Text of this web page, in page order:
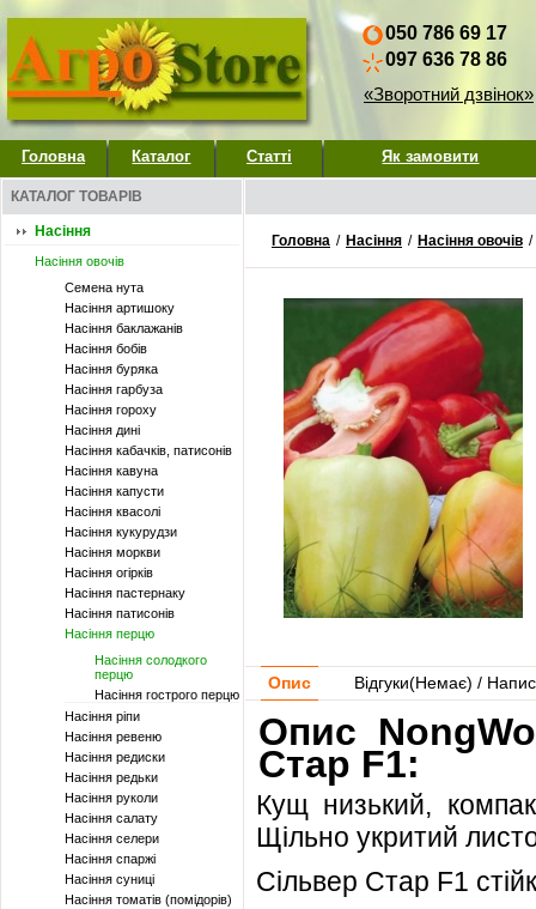
050 786 69 17
097 636 78 86
«Зворотний дзвінок»
Головна Каталог Статті Як замовити
КАТАЛОГ ТОВАРІВ
Насіння
Насіння овочів
Семена нута
Насіння артишоку
Насіння баклажанів
Насіння бобів
Насіння буряка
Насіння гарбуза
Насіння гороху
Насіння дині
Насіння кабачків, патисонів
Насіння кавуна
Насіння капусти
Насіння квасолі
Насіння кукурудзи
Насіння моркви
Насіння огірків
Насіння пастернаку
Насіння патисонів
Насіння перцю
Насіння солодкого
перцю
Насіння гострого перцю
Насіння ріпи
Насіння ревеню
Насіння редиски
Насіння редьки
Насіння руколи
Насіння салату
Насіння селери
Насіння спаржі
Насіння суниці
Насіння томатів (помідорів)
Головна / Насіння / Насіння овочів /
Опис Відгуки(Немає) /
Опис
Стар F1:
Кущ низький,
Щільно укритий
Сільвер Стар F1